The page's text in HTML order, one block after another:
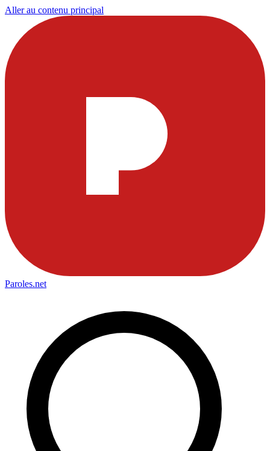
Aller au contenu principal
Paroles.net